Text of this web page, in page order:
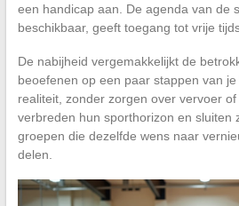
een handicap aan. De agenda van de
beschikbaar, geeft toegang tot vrije
De nabijheid vergemakkelijkt de
beoefenen op een paar stappen van
realiteit, zonder zorgen over vervoer
verbreden hun sporthorizon en sluiten
groepen die dezelfde wens naar
delen.